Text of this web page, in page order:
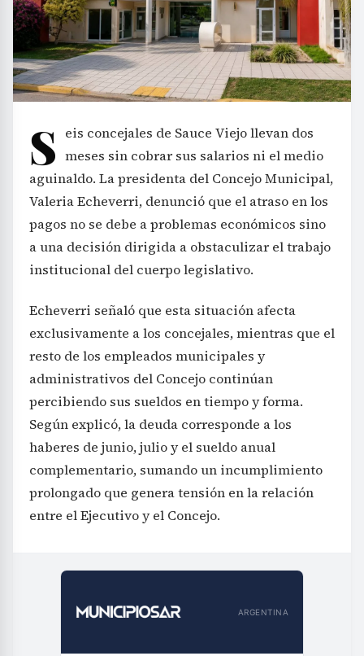
S eis concejales de Sauce Viejo llevan dos
meses sin cobrar sus salarios ni el medio
aguinaldo. La presidenta del Concejo Municipal,
Valeria Echeverri, denunció que el atraso en los
pagos no se debe a problemas económicos sino
a una decisión dirigida a obstaculizar el trabajo
institucional del cuerpo legislativo.
Echeverri señaló que esta situación afecta
exclusivamente a los concejales, mientras que el
resto de los empleados municipales y
administrativos del Concejo continúan
percibiendo sus sueldos en tiempo y forma.
Según explicó, la deuda corresponde a los
haberes de junio, julio y el sueldo anual
complementario, sumando un incumplimiento
prolongado que genera tensión en la relación
entre el Ejecutivo y el Concejo.
ARGENTINA